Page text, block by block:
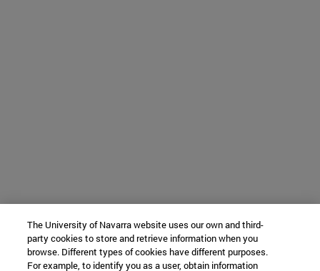
The University of Navarra website uses our own and third-
party cookies to store and retrieve information when you
browse. Different types of cookies have different purposes.
For example, to identify you as a user, obtain information